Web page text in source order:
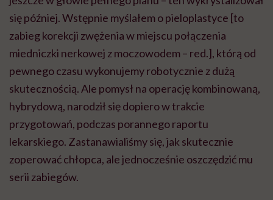
się później. Wstępnie myślałem o pieloplastyce [to
zabieg korekcji zwężenia w miejscu połączenia
miedniczki nerkowej z moczowodem – red.], którą od
pewnego czasu wykonujemy robotycznie z dużą
skutecznością. Ale pomysł na operację kombinowaną,
hybrydową, narodził się dopiero w trakcie
przygotowań, podczas porannego raportu
lekarskiego. Zastanawialiśmy się, jak skutecznie
zoperować chłopca, ale jednocześnie oszczędzić mu
serii zabiegów.